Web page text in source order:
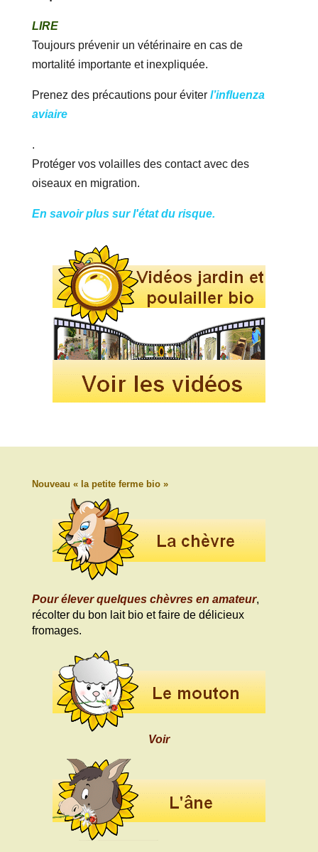
LIRE
Toujours prévenir un vétérinaire en cas de
mortalité importante et inexpliquée.
Prenez des précautions pour éviter l’influenza
aviaire
.
Protéger vos volailles des contact avec des
oiseaux en migration.
En savoir plus sur l'état du risque.
Nouveau « la petite ferme bio »
Pour élever quelques chèvres en amateur,
récolter du bon lait bio et faire de délicieux
fromages.
Voir